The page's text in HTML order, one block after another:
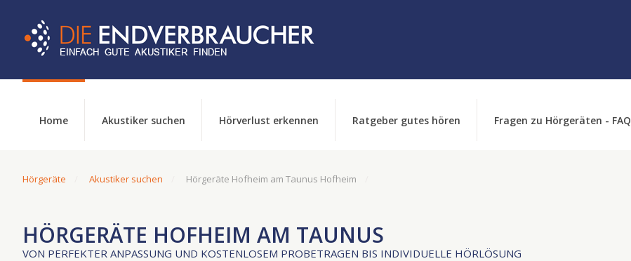
Home Akustiker suchen Hörverlust erkennen Ratgeber gutes hören Fragen zu Hörgeräten - FAQ
Hörgeräte Akustiker suchen Hörgeräte Hofheim am Taunus Hofheim
HÖRGERÄTE HOFHEIM AM TAUNUS
VON PERFEKTER ANPASSUNG UND KOSTENLOSEM PROBETRAGEN BIS INDIVIDUELLE HÖRLÖSUNG